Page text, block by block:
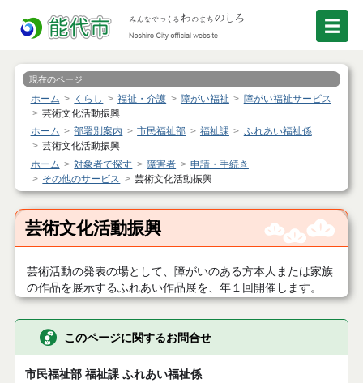
現在のページ
ホーム くらし 福祉・介護 障がい福祉
障がい福祉サービス
芸術文化活動振興
ホーム
部署別案内 市民福祉部 福祉課
ふれあい福祉係
芸術文化活動振興
ホーム
対象者で探す 障害者
申請・手続き
その他のサービス
芸術文化活動振興
芸術文化活動振興
芸術活動の発表の場として、障がいのある方本人または家族
の作品を展示するふれあい作品展を、年１回開催します。
このページに関するお問合せ
市民福祉部 福祉課 ふれあい福祉係